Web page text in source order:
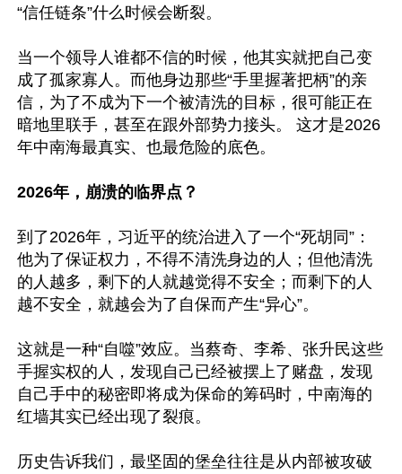
“信任链条”什么时候会断裂。
当一个领导人谁都不信的时候，他其实就把自己变
成了孤家寡人。而他身边那些“手里握著把柄”的亲
信，为了不成为下一个被清洗的目标，很可能正在
暗地里联手，甚至在跟外部势力接头。 这才是2026
年中南海最真实、也最危险的底色。
2026年，崩溃的临界点？
到了2026年，习近平的统治进入了一个“死胡同”：
他为了保证权力，不得不清洗身边的人；但他清洗
的人越多，剩下的人就越觉得不安全；而剩下的人
越不安全，就越会为了自保而产生“异心”。
这就是一种“自噬”效应。当蔡奇、李希、张升民这些
手握实权的人，发现自己已经被摆上了赌盘，发现
自己手中的秘密即将成为保命的筹码时，中南海的
红墙其实已经出现了裂痕。
历史告诉我们，最坚固的堡垒往往是从内部被攻破